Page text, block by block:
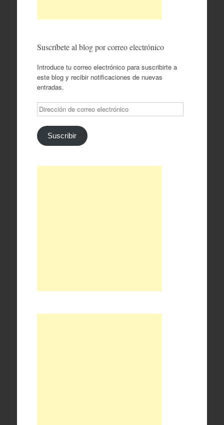
Suscríbete al blog por correo electrónico
Introduce tu correo electrónico para suscribirte a
este blog y recibir notificaciones de nuevas
entradas.
Dirección
de
correo
electrónico
Suscribir